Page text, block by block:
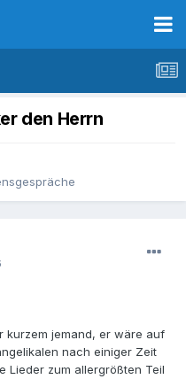
den Herrn
kurzem jemand, er wäre auf
nach einiger Zeit
Lieder zum allergrößten Teil